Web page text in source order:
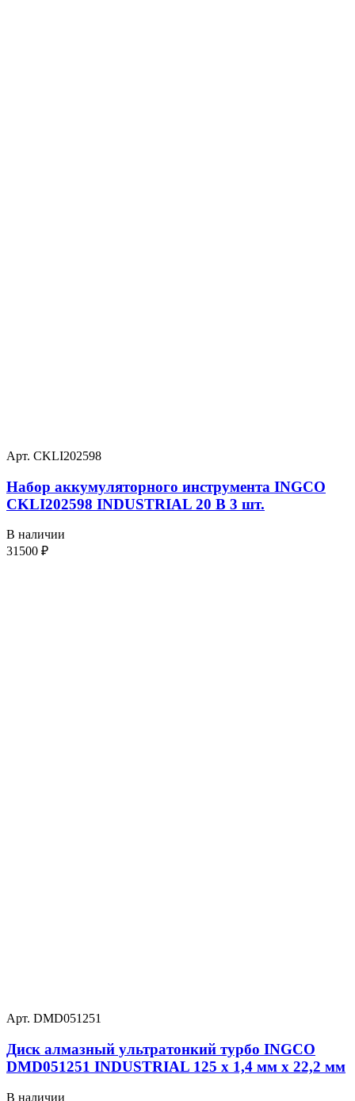
Арт. CKLI202598
Набор аккумуляторного инструмента INGCO
CKLI202598 INDUSTRIAL 20 В 3 шт.
В наличии
31500 ₽
Арт. DMD051251
Диск алмазный ультратонкий турбо INGCO
DMD051251 INDUSTRIAL 125 х 1,4 мм x 22,2 мм
В наличии